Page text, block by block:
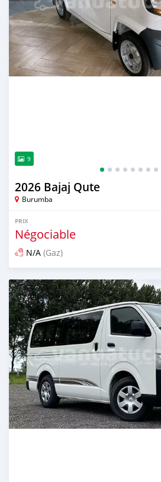
9
2026 Bajaj Qute
Burumba
PRIX
Négociable
N/A (Gaz)
Publié il y a 2 mois